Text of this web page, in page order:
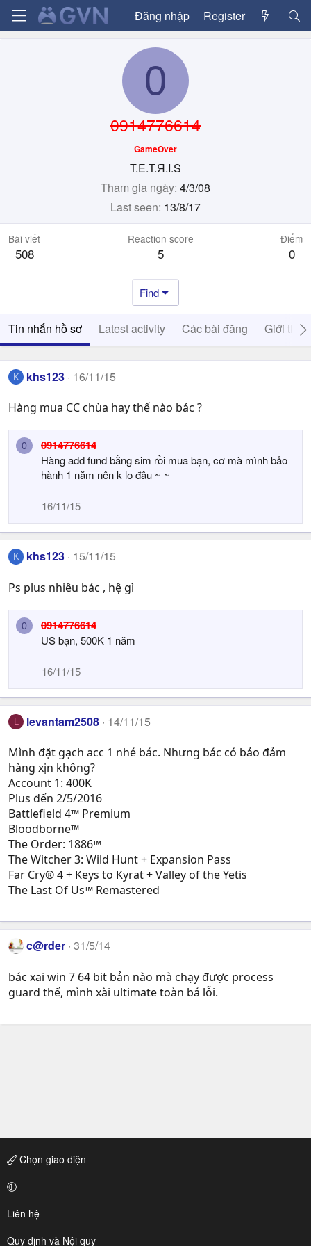
Đăng nhập Register
0
0914776614
GameOver
T.E.T.Я.I.S
Tham gia ngày 4/3/08
Last seen 13/8/17
Bài viết
508
Reaction score
5
Điểm
0
Find
Tin nhắn hồ sơ Latest activity Các bài đăng Giới thiệu
K khs123 16/11/15
Hàng mua CC chùa hay thế nào bác ?
0 0914776614
Hàng add fund bằng sim rồi mua bạn, cơ mà mình bảo
hành 1 năm nên k lo đâu ~ ~
16/11/15
K khs123 15/11/15
Ps plus nhiêu bác , hệ gì
0 0914776614
US bạn, 500K 1 năm
16/11/15
L levantam2508 14/11/15
Mình đặt gạch acc 1 nhé bác. Nhưng bác có bảo đảm
hàng xịn không?
Account 1: 400K
Plus đến 2/5/2016
Battlefield 4™ Premium
Bloodborne™
The Order: 1886™
The Witcher 3: Wild Hunt + Expansion Pass
Far Cry® 4 + Keys to Kyrat + Valley of the Yetis
The Last Of Us™ Remastered
c@rder 31/5/14
bác xai win 7 64 bit bản nào mà chạy được process
guard thế, mình xài ultimate toàn bá lỗi.
Chọn giao diện
Liên hệ
Quy định và Nội quy